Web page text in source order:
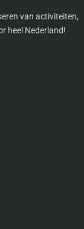
van activiteiten,
heel Nederland!